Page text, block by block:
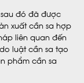
đó đã được
xuất cần sa hợp
liên quan đến
luật cần sa tạo
phẩm cần sa